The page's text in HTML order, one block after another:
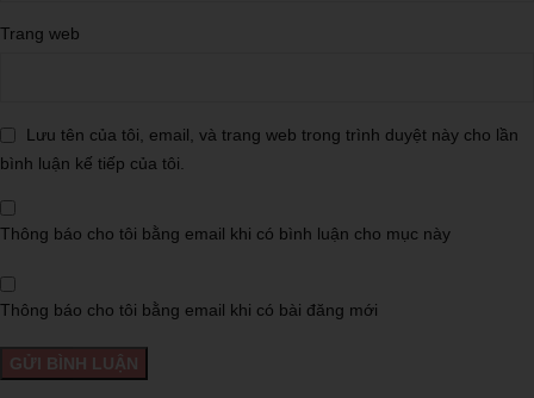
Trang web
Lưu tên của tôi, email, và trang web trong trình duyệt này cho lần
bình luận kế tiếp của tôi.
Thông báo cho tôi bằng email khi có bình luận cho mục này
Thông báo cho tôi bằng email khi có bài đăng mới